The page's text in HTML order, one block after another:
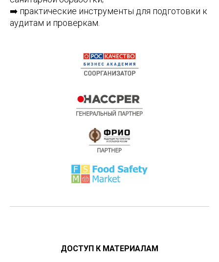
➡️ практические инструменты для подготовки к
аудитам и проверкам.
ДОСТУП К МАТЕРИАЛАМ